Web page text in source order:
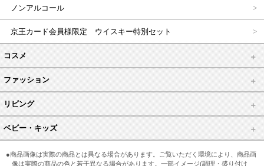
ノンアルコール
京王カード会員様限定 ウイスキー特別セット
コスメ
ファッション
リビング
ベビー・キッズ
●商品画像は実際の商品とは異なる場合があります。ご覧いただく環境により、商品画
像は実際の商品の色と若干異なる場合があります。一部イメージ(調理・盛り付け